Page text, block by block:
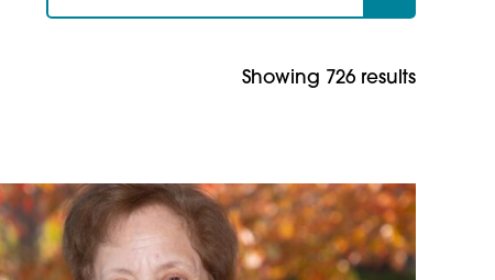
Showing 726 results